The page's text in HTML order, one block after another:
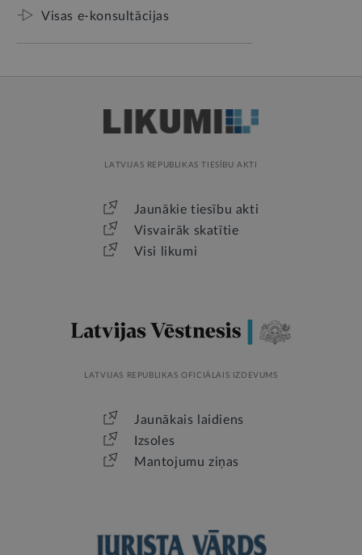
Visas e-konsultācijas
LATVIJAS REPUBLIKAS TIESĪBU AKTI
Jaunākie tiesību akti
Visvairāk skatītie
Visi likumi
LATVIJAS REPUBLIKAS OFICIĀLAIS IZDEVUMS
Jaunākais laidiens
Izsoles
Mantojumu ziņas